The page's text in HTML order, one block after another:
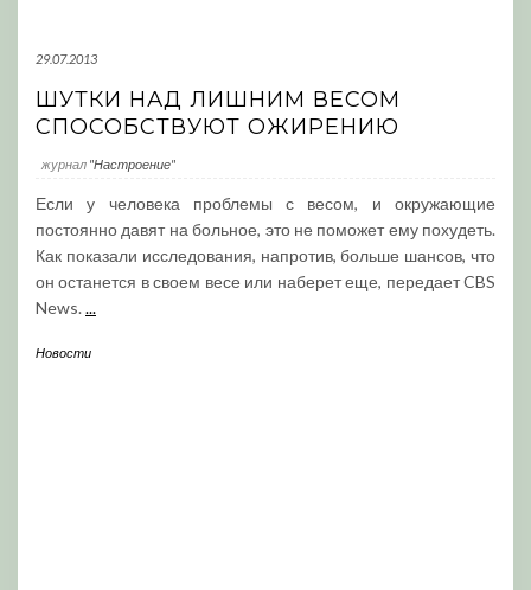
29.07.2013
ШУТКИ НАД ЛИШНИМ ВЕСОМ
СПОСОБСТВУЮТ ОЖИРЕНИЮ
журнал "Настроение"
Если у человека проблемы с весом, и окружающие
постоянно давят на больное, это не поможет ему похудеть.
Как показали исследования, напротив, больше шансов, что
он останется в своем весе или наберет еще, передает CBS
News....
Новости